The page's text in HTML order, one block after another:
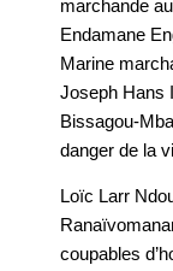
marchande
Endamane
Marine
Joseph Hans
Bissagou-
danger de la
Loïc Larr
coupables